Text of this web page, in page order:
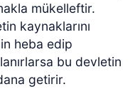
mükelleftir.
kaynaklarını
heba edip
bu devletin
getirir.